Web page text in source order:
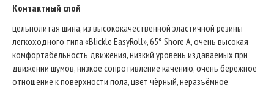
Контактный слой
цельнолитая шина, из высококачественной эластичной резины
легкоходного типа «Blickle EasyRoll», 65° Shore A, очень высокая
комфортабельность движения, низкий уровень издаваемых при
движении шумов, низкое сопротивление качению, очень бережное
отношение к поверхности пола, цвет чёрный, неразъёмное